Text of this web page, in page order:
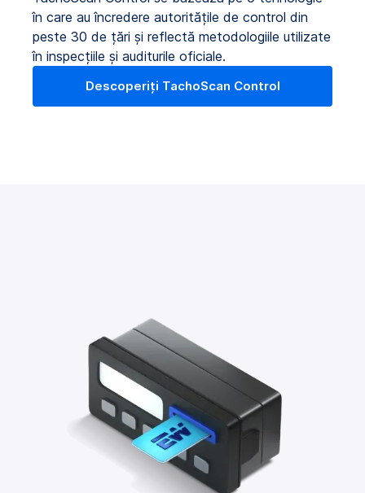
în care au încredere autoritățile de control din
peste 30 de țări și reflectă metodologiile utilizate
în inspecțiile și auditurile oficiale.
Descoperiți TachoScan Control